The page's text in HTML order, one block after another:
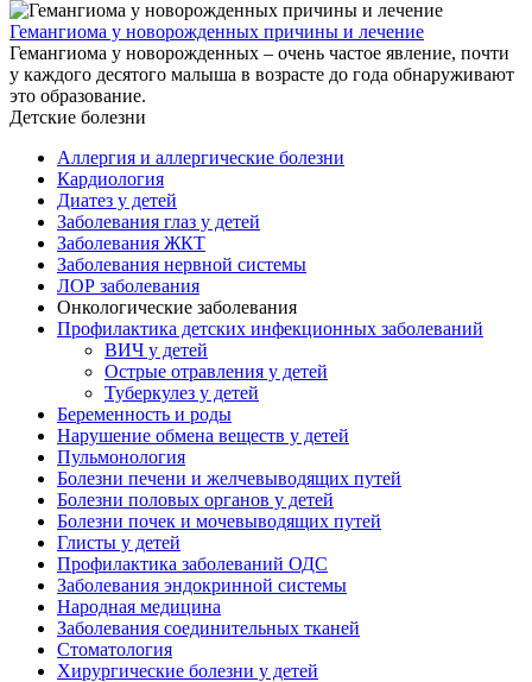
Гемангиома у новорожденных причины и лечение
Гемангиома у новорожденных – очень частое явление, почти
у каждого десятого малыша в возрасте до года обнаруживают
это образование.
Детские болезни
Аллергия и аллергические болезни
Кардиология
Диатез у детей
Заболевания глаз у детей
Заболевания ЖКТ
Заболевания нервной системы
ЛОР заболевания
Онкологические заболевания
Профилактика детских инфекционных заболеваний
ВИЧ у детей
Острые отравления у детей
Туберкулез у детей
Беременность и роды
Нарушение обмена веществ у детей
Пульмонология
Болезни печени и желчевыводящих путей
Болезни половых органов у детей
Болезни почек и мочевыводящих путей
Глисты у детей
Профилактика заболеваний ОДС
Заболевания эндокринной системы
Народная медицина
Заболевания соединительных тканей
Стоматология
Хирургические болезни у детей